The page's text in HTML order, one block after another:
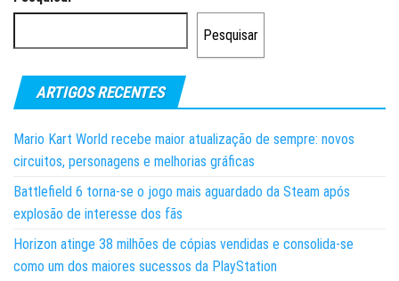
Pesquisar
ARTIGOS RECENTES
Mario Kart World recebe maior atualização de sempre: novos
circuitos, personagens e melhorias gráficas
Battlefield 6 torna-se o jogo mais aguardado da Steam após
explosão de interesse dos fãs
Horizon atinge 38 milhões de cópias vendidas e consolida-se
como um dos maiores sucessos da PlayStation